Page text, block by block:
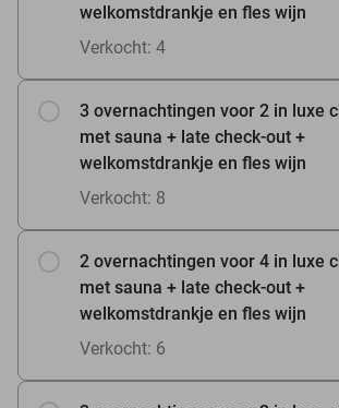
welkomstdrankje en fles wijn
Verkocht: 4
3 overnachtingen voor 2 in luxe
met sauna + late check-out +
welkomstdrankje en fles wijn
Verkocht: 8
2 overnachtingen voor 4 in luxe
met sauna + late check-out +
welkomstdrankje en fles wijn
Verkocht: 6